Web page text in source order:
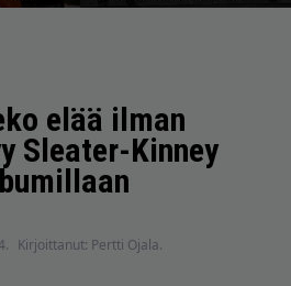
elää ilman
Sleater-Kinney
Kirjoittanut: Pertti Ojala.